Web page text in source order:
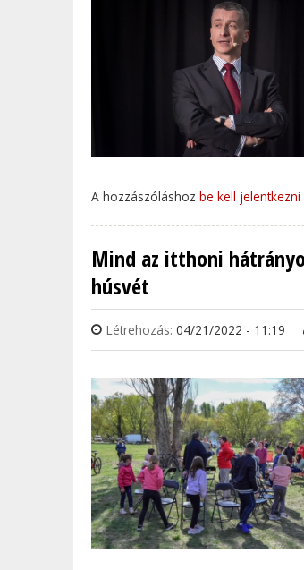
A hozzászóláshoz be kell jelentkezni
Mind az itthoni
húsvét
Létrehozás: 04/21/2022 - 11:19